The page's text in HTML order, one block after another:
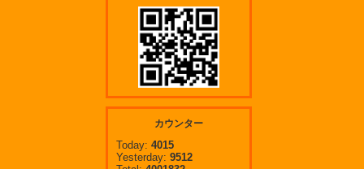
カウンター
Today: 4015
Yesterday: 9512